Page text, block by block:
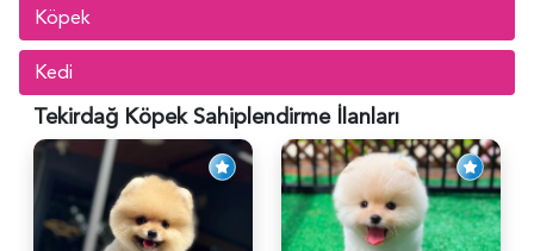
Köpek
Kedi
Tekirdağ Köpek Sahiplendirme İlanları